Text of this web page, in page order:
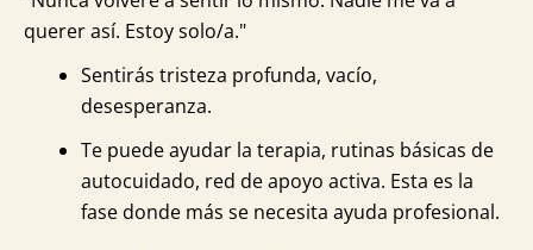
querer así. Estoy solo/a."
Sentirás tristeza profunda, vacío,
desesperanza.
Te puede ayudar la terapia, rutinas básicas de
autocuidado, red de apoyo activa. Esta es la
fase donde más se necesita ayuda profesional.